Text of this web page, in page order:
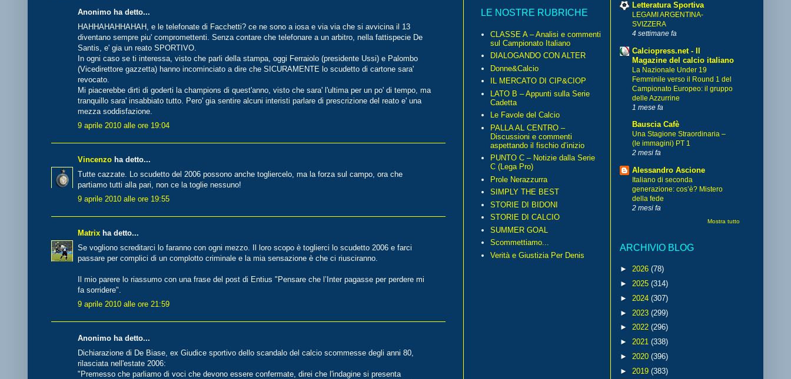
Anonimo ha detto...
HAHHAHAHHAHAH, e le telefonate di Facchetti? ce ne sono a iosa e via via che si avvicina il 13
diventano sempre piu' compromettenti. Senza contare che telefonare a un arbitro, nella fattispecie De
Santis, e' gia un reato SPORTIVO.
In ogni caso se ti interessa, visto che parli della stampa, oggi Ferraiolo (presidente Ussi) e Palombo
(Vicedirettore gazzetta) hanno incominciato a dire che SICURAMENTE lo scudetto di cartone sara'
revocato.
Mi piacerebbe dirti di goderti la champions di quest'anno, visto che sara' l'ultima per un po' di tempo, ma
tranquillo sara' insabbiato tutto. Pero' gia sentire alcuni interisti parlare di prescrizione del reato e' una
mezza soddisfazione.
9 aprile 2010 alle ore 19:04
Vincenzo ha detto...
Tutte cazzate. Lo scudetto del 2006 possono anche togliercelo, ma la forza sul campo, ora che
partiamo tutti alla pari, non ce la toglie nessuno!
9 aprile 2010 alle ore 19:55
Matrix ha detto...
Se vogliono screditarci lo faranno con ogni mezzo. Il loro scopo è toglierci lo scudetto 2006 e farci
passare per complici di un complotto criminale e la mia sensazione è che ci riusciranno.
Il mio parere lo riassumo con una frase del post di Entius "Pensare che l’Inter pagasse per perdere mi
fa sorridere".
9 aprile 2010 alle ore 21:59
Anonimo ha detto...
Dichiarazione di De Biase, ex Giudice sportivo dello scandalo del calcio scommesse degli anni 80,
rilasciata nell'estate 2006:
"Premesso che parliamo di voci che devono essere confermate, direi che l'indagine si presenta
LE NOSTRE RUBRICHE
CLASSE A – Analisi e commenti
sul Campionato Italiano
DIALOGANDO CON ALTER
Donne&Calcio
IL MERCATO DI CIP&CIOP
LATO B – Appunti sulla Serie
Cadetta
Le Favole del Calcio
PALLA AL CENTRO –
Discussioni e commenti
aspettando il fischio d’inizio
PUNTO C – Notizie dalla Serie
C (Lega Pro)
Prole Nerazzurra
SIMPLY THE BEST
STORIE DI BIDONI
STORIE DI CALCIO
SUMMER GOAL
Scommettiamo...
Verità e Giustizia Per Denis
Letteratura Sportiva
LEGAMI ARGENTINA-
SVIZZERA
4 settimane fa
Calciopress.net - Il
Magazine del calcio italiano
La Nazionale Under 19
Femminile verso il Round 1 del
Campionato Europeo: il gruppo
delle Azzurrine
1 mese fa
Bauscia Cafè
Una Stagione Straordinaria –
(le immagini) PT 1
2 mesi fa
Alessandro Ascione
Italiano di seconda
generazione: cos’è? Mistero
della fede
2 mesi fa
Mostra tutto
ARCHIVIO BLOG
► 2026 (78)
► 2025 (314)
► 2024 (307)
► 2023 (299)
► 2022 (296)
► 2021 (338)
► 2020 (396)
► 2019 (383)